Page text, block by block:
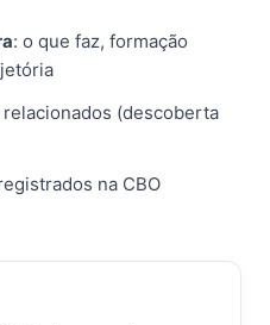
: o que faz, formação
(descoberta
na CBO